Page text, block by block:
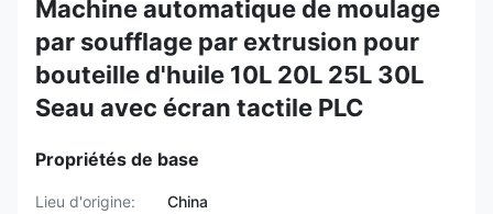
Machine automatique de moulage
par soufflage par extrusion pour
bouteille d'huile 10L 20L 25L 30L
Seau avec écran tactile PLC
Propriétés de base
Lieu d'origine:
China